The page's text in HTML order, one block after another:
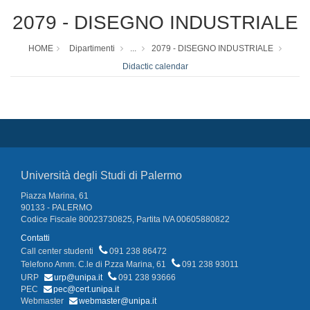
2079 - DISEGNO INDUSTRIALE
HOME Dipartimenti ...
2079 - DISEGNO INDUSTRIALE
Didactic calendar
Università degli Studi di Palermo
Piazza Marina, 61
90133 - PALERMO
Codice Fiscale 80023730825, Partita IVA 00605880822
Contatti
Call center studenti
091 238 86472
Telefono Amm. C.le di P.zza Marina, 61
091 238 93011
URP
urp@unipa.it
091 238 93666
PEC
pec@cert.unipa.it
Webmaster
webmaster@unipa.it